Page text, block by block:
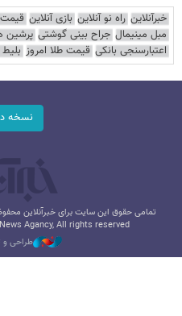
خبرآنلاین راه نو آنلاین بازی آنلاین قیمت
مبل مینیمال جراح بینی گوشتی پرشین
اعتبارسنجی بانکی قیمت طلا امروز
نسخه
تمامی حقوق این سایت برای خبرآنلاین
Agancy, All rights reserved
طراحی و